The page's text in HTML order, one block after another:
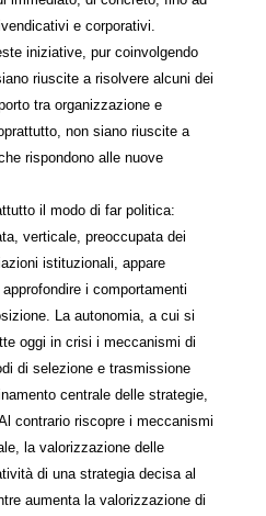
e corporativi.
iniziative, pur coinvolgendo
riuscite a risolvere alcuni dei
tra organizzazione e
non siano riuscite a
rispondono alle nuove
il modo di far politica:
verticale, preoccupata dei
istituzionali, appare
i comportamenti
La autonomia, a cui si
oggi in crisi i meccanismi di
di selezione e trasmissione
centrale delle strategie,
contrario riscopre i meccanismi
la valorizzazione delle
di una strategia decisa al
aumenta la valorizzazione di